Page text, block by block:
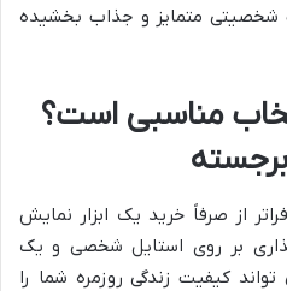
متمایز و جذاب بخشیده
مناسبی است؟
از صرفاً خرید یک ابزار نمایش
بر روی استایل شخصی و یک
کیفیت زندگی روزمره شما را